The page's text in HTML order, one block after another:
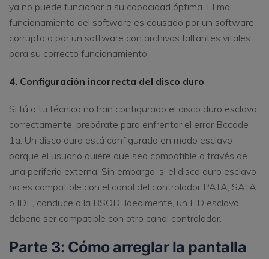
ya no puede funcionar a su capacidad óptima. El mal
funcionamiento del software es causado por un software
corrupto o por un software con archivos faltantes vitales
para su correcto funcionamiento.
4. Configuración incorrecta del disco duro
Si tú o tu técnico no han configurado el disco duro esclavo
correctamente, prepárate para enfrentar el error Bccode
1a. Un disco duro está configurado en modo esclavo
porque el usuario quiere que sea compatible a través de
una periferia externa. Sin embargo, si el disco duro esclavo
no es compatible con el canal del controlador PATA, SATA
o IDE, conduce a la BSOD. Idealmente, un HD esclavo
debería ser compatible con otro canal controlador.
Parte 3: Cómo arreglar la pantalla